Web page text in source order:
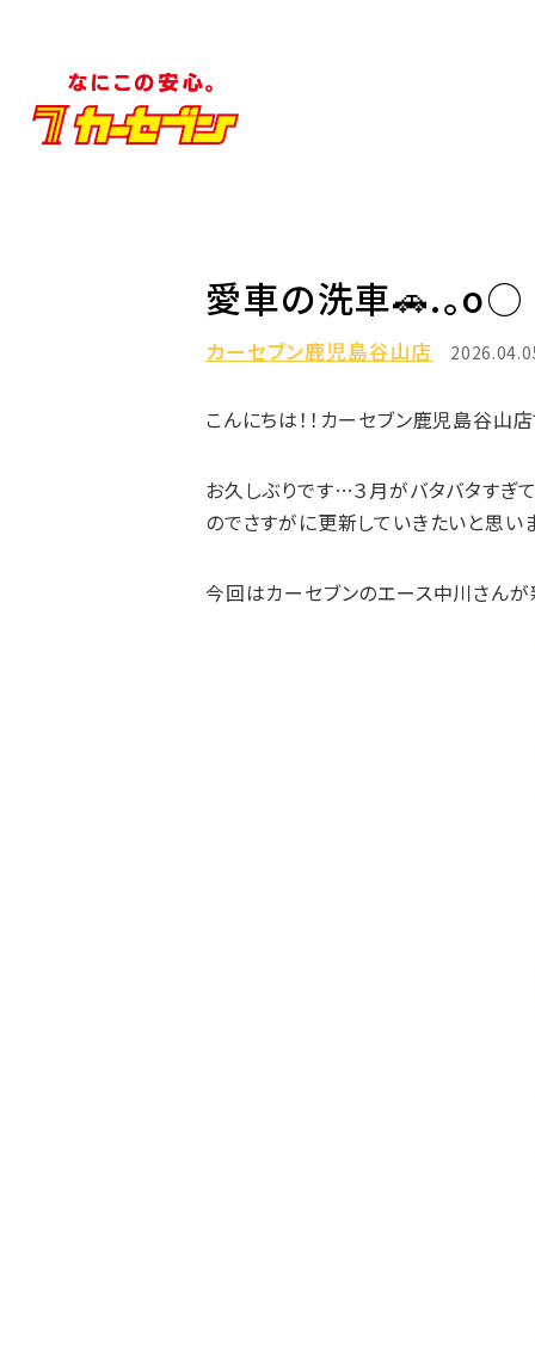
愛車の洗車🚗.。o○
カーセブン鹿児島谷山店
こんにちは！！カーセブン鹿児島谷山
お久しぶりです…３月がバタバタすぎ
のでさすがに更新していきたいと思い
今回はカーセブンのエース中川さんが